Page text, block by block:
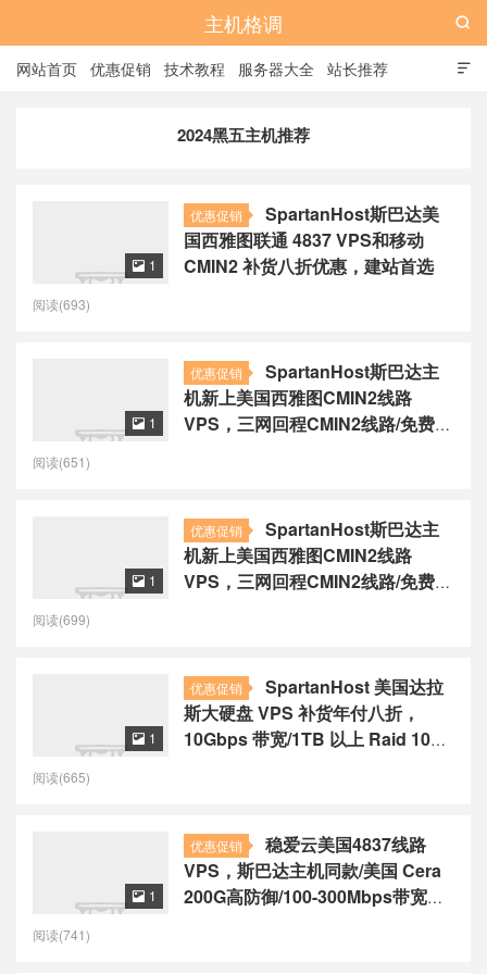
主机格调

网站首页 优惠促销 技术教程 服务器大全 站长推荐

2024黑五主机推荐
优惠促销
SpartanHost斯巴达美
国西雅图联通 4837 VPS和移动
CMIN2 补货八折优惠，建站首选
 1
阅读(693)
优惠促销
SpartanHost斯巴达主
机新上美国西雅图CMIN2线路
VPS，三网回程CMIN2线路/免费
 1
阅读(651)
优惠促销
SpartanHost斯巴达主
机新上美国西雅图CMIN2线路
VPS，三网回程CMIN2线路/免费
 1
阅读(699)
优惠促销
SpartanHost 美国达拉
斯大硬盘 VPS 补货年付八折，
10Gbps 带宽/1TB 以上 Raid 10
 1
阅读(665)
优惠促销
稳爱云美国4837线路
VPS，斯巴达主机同款/美国 Cera
200G高防御/100-300Mbps带宽，
 1
阅读(741)